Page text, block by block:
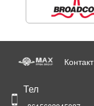
Контакт
Тел